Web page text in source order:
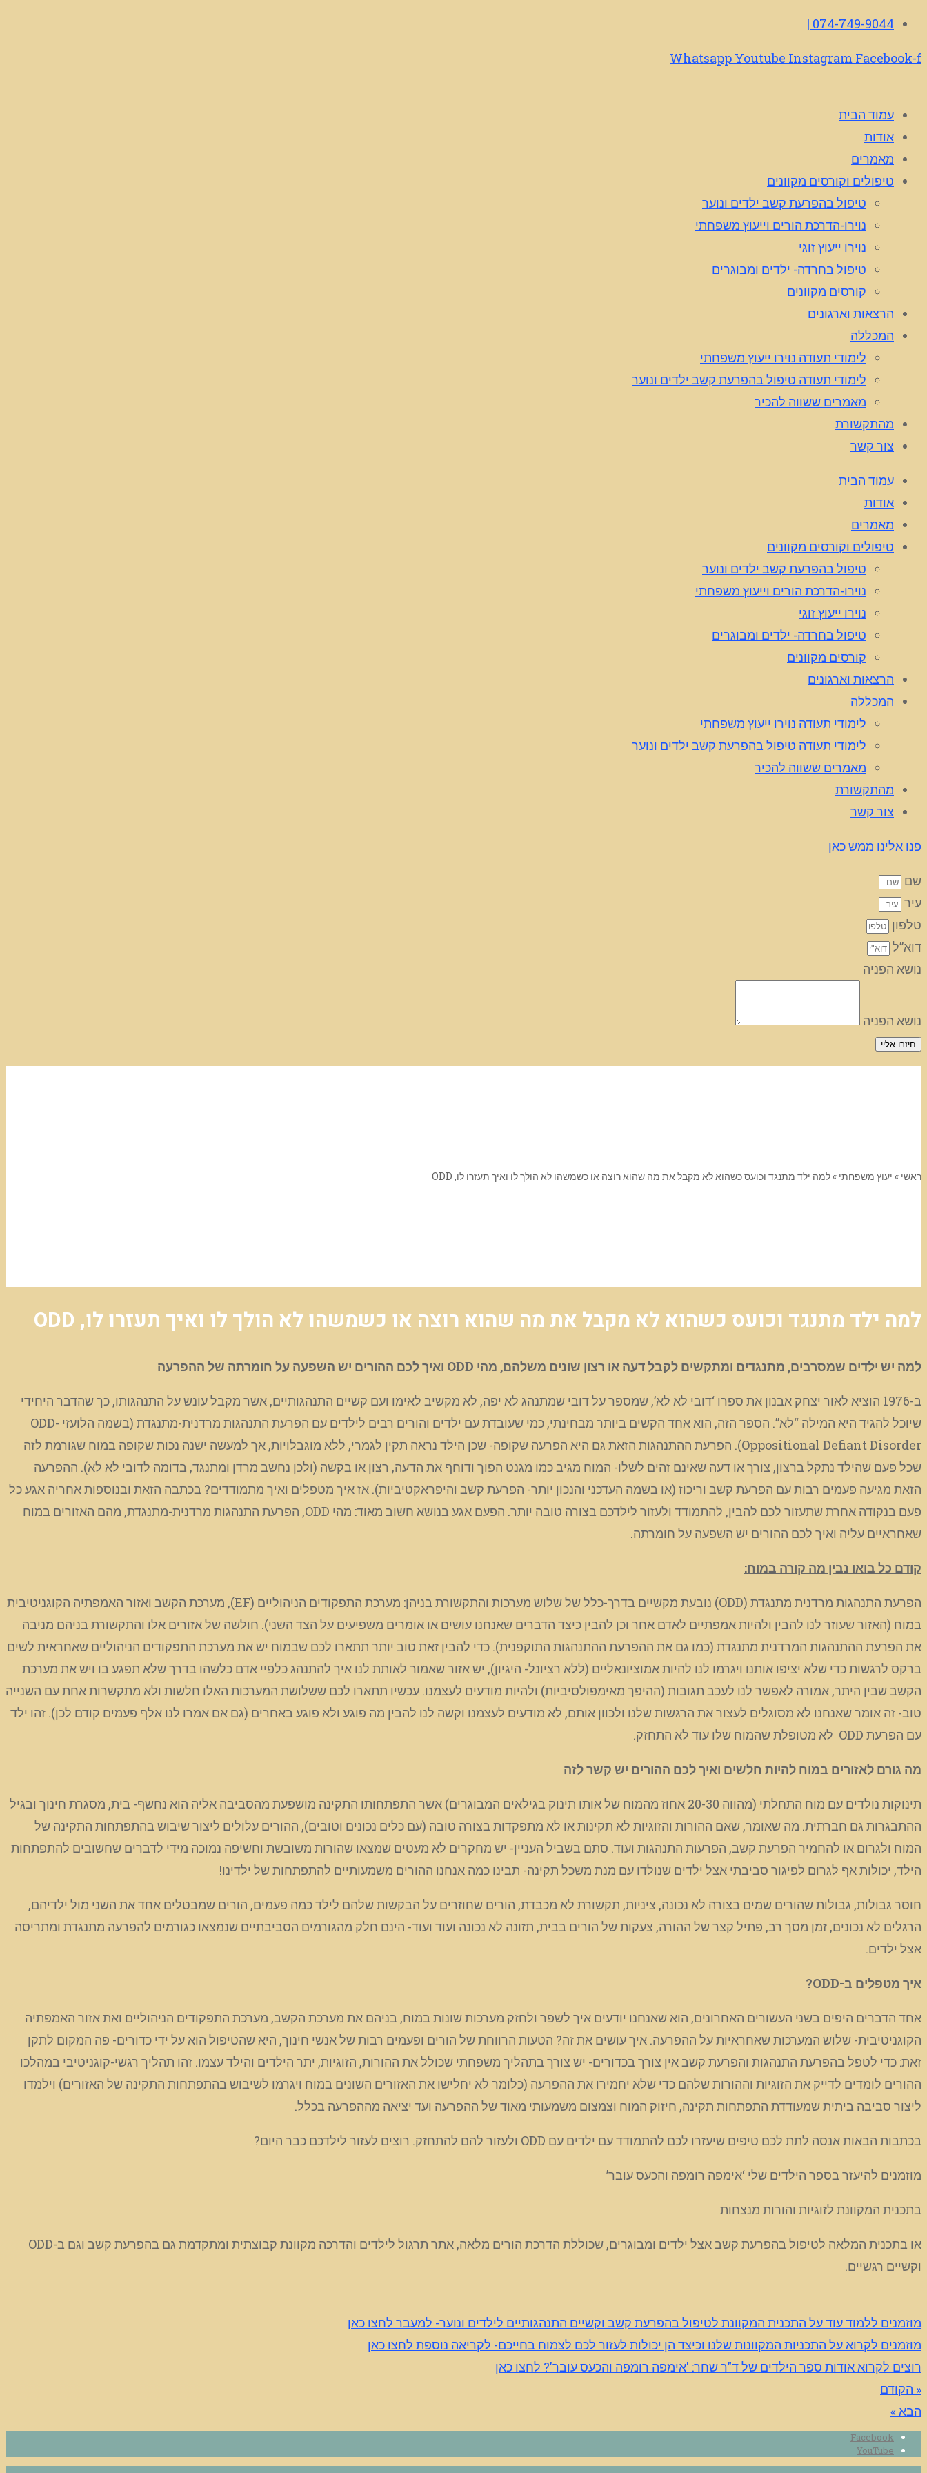
074-749-9044 |
Whatsapp Youtube Instagram Facebook-f
עמוד הבית
אודות
מאמרים
טיפולים וקורסים מקוונים
טיפול בהפרעת קשב ילדים ונוער
נוירו-הדרכת הורים וייעוץ משפחתי
נוירו ייעוץ זוגי
טיפול בחרדה- ילדים ומבוגרים
קורסים מקוונים
הרצאות וארגונים
המכללה
לימודי תעודה נוירו ייעוץ משפחתי
לימודי תעודה טיפול בהפרעת קשב ילדים ונוער
מאמרים ששווה להכיר
מהתקשורת
צור קשר
עמוד הבית
אודות
מאמרים
טיפולים וקורסים מקוונים
טיפול בהפרעת קשב ילדים ונוער
נוירו-הדרכת הורים וייעוץ משפחתי
נוירו ייעוץ זוגי
טיפול בחרדה- ילדים ומבוגרים
קורסים מקוונים
הרצאות וארגונים
המכללה
לימודי תעודה נוירו ייעוץ משפחתי
לימודי תעודה טיפול בהפרעת קשב ילדים ונוער
מאמרים ששווה להכיר
מהתקשורת
צור קשר
פנו אלינו ממש כאן
שם
עיר
טלפון
דוא”ל
נושא הפניה
נושא הפניה
חיזרו אליי
ראשי » יעוץ משפחתי »למה ילד מתנגד וכועס כשהוא לא מקבל את מה שהוא רוצה או כשמשהו לא הולך לו ואיך תעזרו לו, ODD
למה ילד מתנגד וכועס כשהוא לא מקבל את מה שהוא רוצה או כשמשהו לא הולך לו ואיך תעזרו לו, ODD
למה יש ילדים שמסרבים, מתנגדים ומתקשים לקבל דעה או רצון שונים משלהם, מהי ODD ואיך לכם ההורים יש השפעה על חומרתה של ההפרעה
ב-1976 הוציא לאור יצחק אבנון את ספרו ‘דובי לא לא’, שמספר על דובי שמתנהג לא יפה, לא מקשיב לאימו ועם קשיים התנהגותיים, אשר מקבל עונש על התנהגותו, כך שהדבר היחידי
שיוכל להגיד היא המילה “לא”. הספר הזה, הוא אחד הקשים ביותר מבחינתי, כמי שעובדת עם ילדים והורים רבים לילדים עם הפרעת התנהגות מרדנית-מתנגדת (בשמה הלועזי ODD-
Oppositional Defiant Disorder). הפרעת ההתנהגות הזאת גם היא הפרעה שקופה- שכן הילד נראה תקין לגמרי, ללא מוגבלויות, אך למעשה ישנה נכות שקופה במוח שגורמת לזה
שכל פעם שהילד נתקל ברצון, צורך או דעה שאינם זהים לשלו- המוח מגיב כמו מגנט הפוך ודוחף את הדעה, רצון או בקשה (ולכן נחשב מרדן ומתנגד, בדומה לדובי לא לא). ההפרעה
הזאת מגיעה פעמים רבות עם הפרעת קשב וריכוז (או בשמה העדכני והנכון יותר- הפרעת קשב והיפראקטיביות). אז איך מטפלים ואיך מתמודדים? בכתבה הזאת ובנוספות אחריה אגע כל
פעם בנקודה אחרת שתעזור לכם להבין, להתמודד ולעזור לילדכם בצורה טובה יותר. הפעם אגע בנושא חשוב מאוד: מהי ODD, הפרעת התנהגות מרדנית-מתנגדת, מהם האזורים במוח
שאחראיים עליה ואיך לכם ההורים יש השפעה על חומרתה.
קודם כל בואו נבין מה קורה במוח:
הפרעת התנהגות מרדנית מתנגדת (ODD) נובעת מקשיים בדרך-כלל של שלוש מערכות והתקשורת בניהן: מערכת התפקודים הניהוליים (EF), מערכת הקשב ואזור האמפתיה הקוגניטיבית
במוח (האזור שעוזר לנו להבין ולהיות אמפתיים לאדם אחר וכן להבין כיצד הדברים שאנחנו עושים או אומרים משפיעים על הצד השני). חולשה של אזורים אלו והתקשורת בניהם מניבה
את הפרעת ההתנהגות המרדנית מתנגדת (כמו גם את ההפרעת ההתנהגות התוקפנית). כדי להבין זאת טוב יותר תתארו לכם שבמוח יש את מערכת התפקודים הניהוליים שאחראית לשים
ברקס לרגשות כדי שלא יציפו אותנו ויגרמו לנו להיות אמוציונאליים (ללא רציונל- היגיון), יש אזור שאמור לאותת לנו איך להתנהג כלפיי אדם כלשהו בדרך שלא תפגע בו ויש את מערכת
הקשב שבין היתר, אמורה לאפשר לנו לעכב תגובות (ההיפך מאימפולסיביות) ולהיות מודעים לעצמנו. עכשיו תתארו לכם ששלושת המערכות האלו חלשות ולא מתקשרות אחת עם השנייה
טוב- זה אומר שאנחנו לא מסוגלים לעצור את הרגשות שלנו ולכוון אותם, לא מודעים לעצמנו וקשה לנו להבין מה פוגע ולא פוגע באחרים (גם אם אמרו לנו אלף פעמים קודם לכן). זהו ילד
עם הפרעת ODD לא מטופלת שהמוח שלו עוד לא התחזק.
מה גורם לאזורים במוח להיות חלשים ואיך לכם ההורים יש קשר לזה
תינוקות נולדים עם מוח התחלתי (מהווה 20-30 אחוז מהמוח של אותו תינוק בגילאים המבוגרים) אשר התפתחותו התקינה מושפעת מהסביבה אליה הוא נחשף- בית, מסגרת חינוך ובגיל
ההתבגרות גם חברתית. מה שאומר, שאם ההורות והזוגיות לא תקינות או לא מתפקדות בצורה טובה (עם כלים נכונים וטובים), ההורים עלולים ליצור שיבוש בהתפתחות התקינה של
המוח ולגרום או להחמיר הפרעת קשב, הפרעות התנהגות ועוד. סתם בשביל העניין- יש מחקרים לא מעטים שמצאו שהורות משובשת וחשיפה נמוכה מידי לדברים שחשובים להתפתחות
הילד, יכולות אף לגרום לפיגור סביבתי אצל ילדים שנולדו עם מנת משכל תקינה- תבינו כמה אנחנו ההורים משמעותיים להתפתחות של ילדינו!
חוסר גבולות, גבולות שהורים שמים בצורה לא נכונה, ציניות, תקשורת לא מכבדת, הורים שחוזרים על הבקשות שלהם לילד כמה פעמים, הורים שמבטלים אחד את השני מול ילדיהם,
הרגלים לא נכונים, זמן מסך רב, פתיל קצר של ההורה, צעקות של הורים בבית, תזונה לא נכונה ועוד ועוד- הינם חלק מהגורמים הסביבתיים שנמצאו כגורמים להפרעה מתנגדת ומתריסה
אצל ילדים.
איך מטפלים ב-ODD
?
אחד הדברים היפים בשני העשורים האחרונים, הוא שאנחנו יודעים איך לשפר ולחזק מערכות שונות במוח, בניהם את מערכת הקשב, מערכת התפקודים הניהוליים ואת אזור האמפתיה
הקוגניטיבית- שלוש המערכות שאחראיות על ההפרעה. איך עושים את זה? הטעות הרווחת של הורים ופעמים רבות של אנשי חינוך, היא שהטיפול הוא על ידי כדורים- פה המקום לתקן
זאת: כדי לטפל בהפרעת התנהגות והפרעת קשב אין צורך בכדורים- יש צורך בתהליך משפחתי שכולל את ההורות, הזוגיות, יתר הילדים והילד עצמו. זהו תהליך רגשי-קוגניטיבי במהלכו
ההורים לומדים לדייק את הזוגיות וההורות שלהם כדי שלא יחמירו את ההפרעה (כלומר לא יחלישו את האזורים השונים במוח ויגרמו לשיבוש בהתפתחות התקינה של האזורים) וילמדו
ליצור סביבה ביתית שמעודדת התפתחות תקינה, חיזוק המוח וצמצום משמעותי מאוד של ההפרעה ועד יציאה מההפרעה בכלל.
בכתבות הבאות אנסה לתת לכם טיפים שיעזרו לכם להתמודד עם ילדים עם ODD ולעזור להם להתחזק. רוצים לעזור לילדכם כבר היום?
מוזמנים להיעזר בספר הילדים שלי ‘אימפה רומפה והכעס עובר’
בתכנית המקוונת לזוגיות והורות מנצחות
או בתכנית המלאה לטיפול בהפרעת קשב אצל ילדים ומבוגרים, שכוללת הדרכת הורים מלאה, אתר תרגול לילדים והדרכה מקוונת קבוצתית ומתקדמת גם בהפרעת קשב וגם ב-ODD
וקשיים רגשיים.
מוזמנים ללמוד עוד על התכנית המקוונת לטיפול בהפרעת קשב וקשיים התנהגותיים לילדים ונוער- למעבר לחצו כאן
מוזמנים לקרוא על התכניות המקוונות שלנו וכיצד הן יכולות לעזור לכם לצמוח בחייכם- לקריאה נוספת לחצו כאן
רוצים לקרוא אודות ספר הילדים של ד"ר שחר: 'אימפה רומפה והכעס עובר'? לחצו כאן
« הקודם
הבא »
Facebook
YouTube